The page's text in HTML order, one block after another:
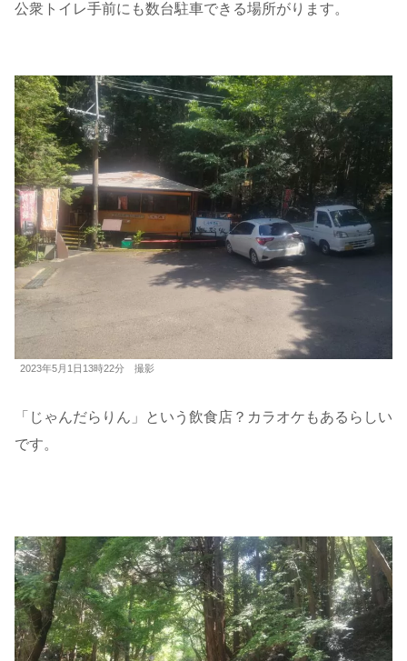
公衆トイレ手前にも数台駐車できる場所がります。
2023年5月1日13時22分 撮影
「じゃんだらりん」という飲食店？カラオケもあるらしい
です。